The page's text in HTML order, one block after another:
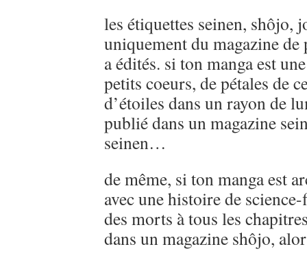
les étiquettes seinen, shôjo,
uniquement du magazine
a édités. si ton manga est
petits coeurs, de pétales de
d’étoiles dans un rayon de
publié dans un magazine
seinen…
de même, si ton manga est
avec une histoire de
des morts à tous les
dans un magazine shôjo,